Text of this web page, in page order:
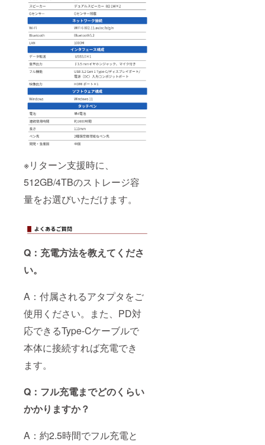
※リターン支援時に、
512GB/4TBのストレージ容
量をお選びいただけます。
Q：充電方法を教えてくださ
い。
A：付属されるアタプタをご
使用ください。また、PD対
応できるType-Cケーブルで
本体に接続すれば充電でき
ます。
Q：フル充電までどのくらい
かかりますか？
A：約2.5時間でフル充電と